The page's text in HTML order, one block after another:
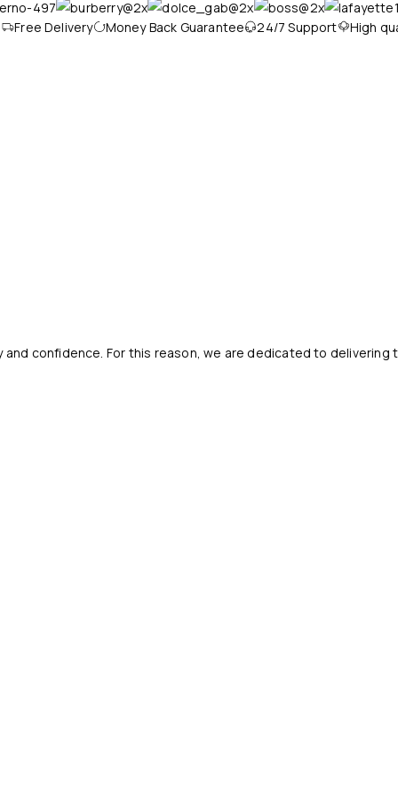
Delivery Money Back Guarantee 24/7 Support High
confidence. For this reason, we are dedicated to